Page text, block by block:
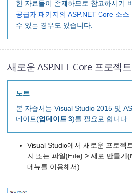
한 자료들이 존재하므로 참고하시기
공급자 패키지의 ASP.NET Core 소스
수 있는 경우도 있습니다.
새로운 ASP.NET Core 프로젝
노트
본 자습서는 Visual Studio 2015 및
데이트(업데이트 3)를 필요로 합니다.
Visual Studio에서 새로운 프로젝
지 또는 파일(File) > 새로 만들기
메뉴를 이용해서):